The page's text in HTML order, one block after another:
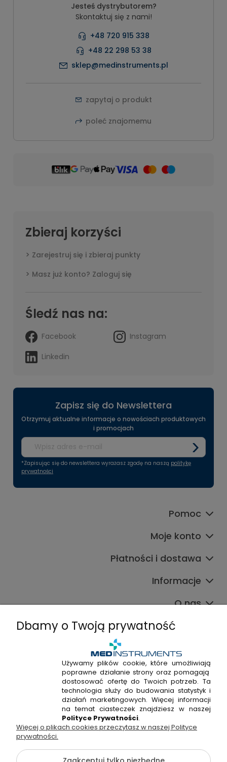
Jesteś dystrybutorem?
Skontaktuj się z nami!
+48 720 915 338
+48 22 298 53 38
sklep@medinstruments.pl
zapytaj o produkt
poleć znajomemu
Zbieraj korzyści
Zarejestruj się i zbieraj punkty
Masz już konto? Zaloguj się
Śledź nas na:
Facebook
Instagram
Linkedin
Zapisz się do Newslettera
Otrzymuj aktualne informacje o nowościach produktowych
i promocjach
*Zapisując się do newslettera wyrażasz zgodę na naszą politykę
prywatności
Pomoc
Moje konto
Płatności i dostawa
Informacje
O nas
+48 720 915 338
+48 22 298 53 38
Napisz do nas!
Hossa Medical Sp. z o. o. | ul. Kryształowa 33A, 01-356
Warszawa, woj. mazowieckie | NIP: 7010404814, REGON:
146982576, KRS: 0000491265
Dbamy o Twoją prywatność
Używamy plików cookie, które umożliwiają
poprawne działanie strony oraz pomagają
dostosować ofertę do Twoich potrzeb. Ta
technologia służy do budowania statystyk i
działań marketingowych. Więcej informacji
na temat ciasteczek znajdziesz w naszej
Polityce Prywatności.
Więcej o plikach cookies przeczytasz w naszej Polityce
prywatności.